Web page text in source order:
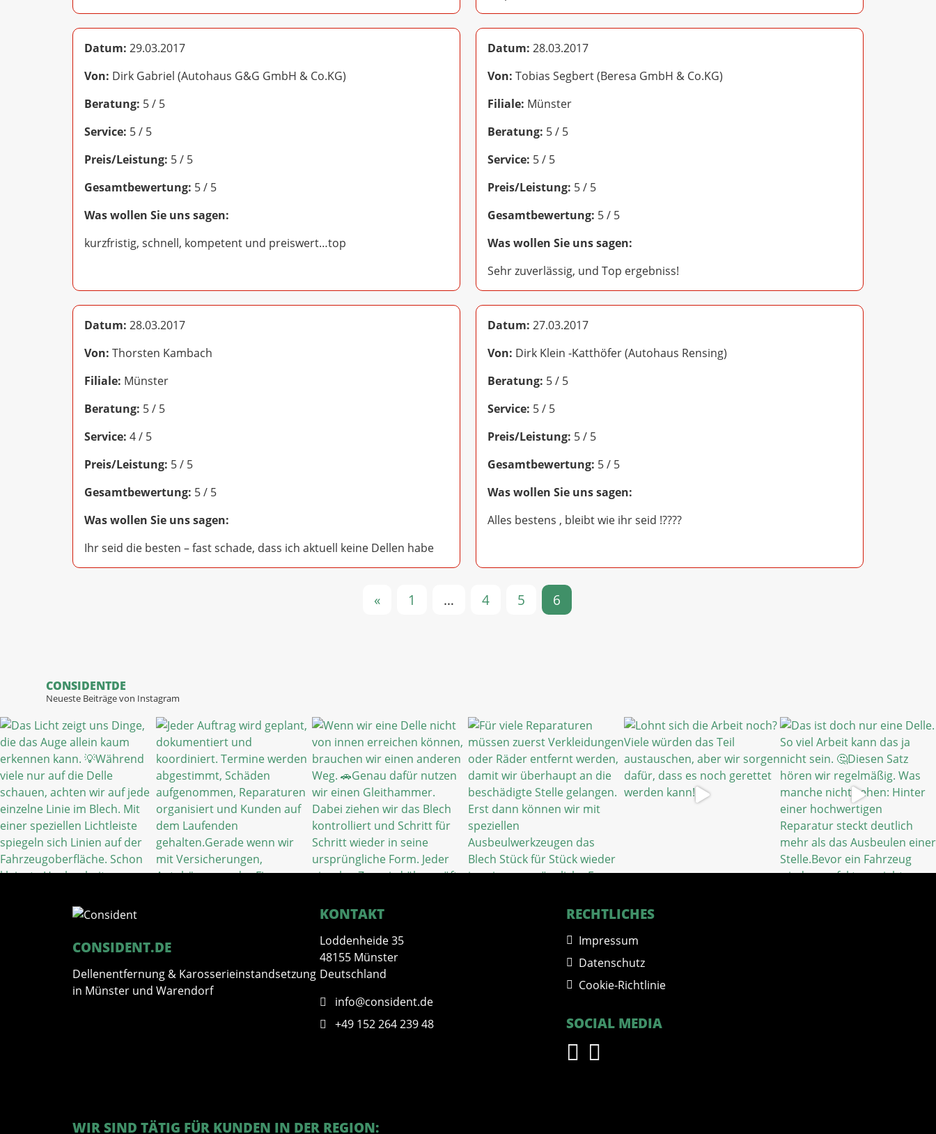
Datum: 29.03.2017
Von: Dirk Gabriel (Autohaus G&G GmbH & Co.KG)
Beratung: 5 / 5
Service: 5 / 5
Preis/Leistung: 5 / 5
Gesamtbewertung: 5 / 5
Was wollen Sie uns sagen:
kurzfristig, schnell, kompetent und preiswert…top
Datum: 28.03.2017
Von: Tobias Segbert (Beresa GmbH & Co.KG)
Filiale: Münster
Beratung: 5 / 5
Service: 5 / 5
Preis/Leistung: 5 / 5
Gesamtbewertung: 5 / 5
Was wollen Sie uns sagen:
Sehr zuverlässig, und Top ergebniss!
Datum: 28.03.2017
Von: Thorsten Kambach
Filiale: Münster
Beratung: 5 / 5
Service: 4 / 5
Preis/Leistung: 5 / 5
Gesamtbewertung: 5 / 5
Was wollen Sie uns sagen:
Ihr seid die besten – fast schade, dass ich aktuell keine Dellen habe
Datum: 27.03.2017
Von: Dirk Klein -Katthöfer (Autohaus Rensing)
Beratung: 5 / 5
Service: 5 / 5
Preis/Leistung: 5 / 5
Gesamtbewertung: 5 / 5
Was wollen Sie uns sagen:
Alles bestens , bleibt wie ihr seid !????
« 1 … 4 5 6
CONSIDENTDE
Neueste Beiträge von Instagram
CONSIDENT.DE
Dellenentfernung & Karosserieinstandsetzung
in Münster und Warendorf
KONTAKT
Loddenheide 35
48155 Münster
Deutschland
info@consident.de
+49 152 264 239 48
RECHTLICHES
Impressum
Datenschutz
Cookie-Richtlinie
SOCIAL MEDIA
WIR SIND TÄTIG FÜR KUNDEN IN DER REGION: